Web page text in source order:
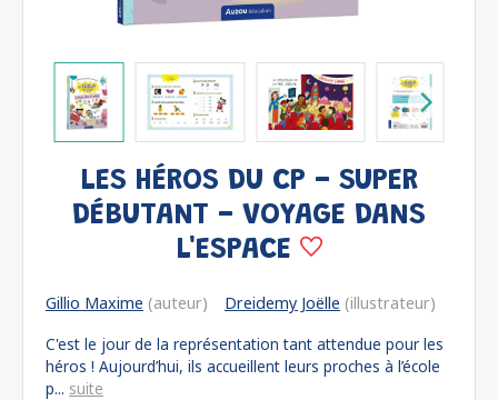
LES HÉROS DU CP - SUPER
DÉBUTANT - VOYAGE DANS
L'ESPACE
Gillio Maxime (auteur) Dreidemy Joëlle (illustrateur)
C'est le jour de la représentation tant attendue pour les
héros ! Aujourd’hui, ils accueillent leurs proches à l’école
p... suite